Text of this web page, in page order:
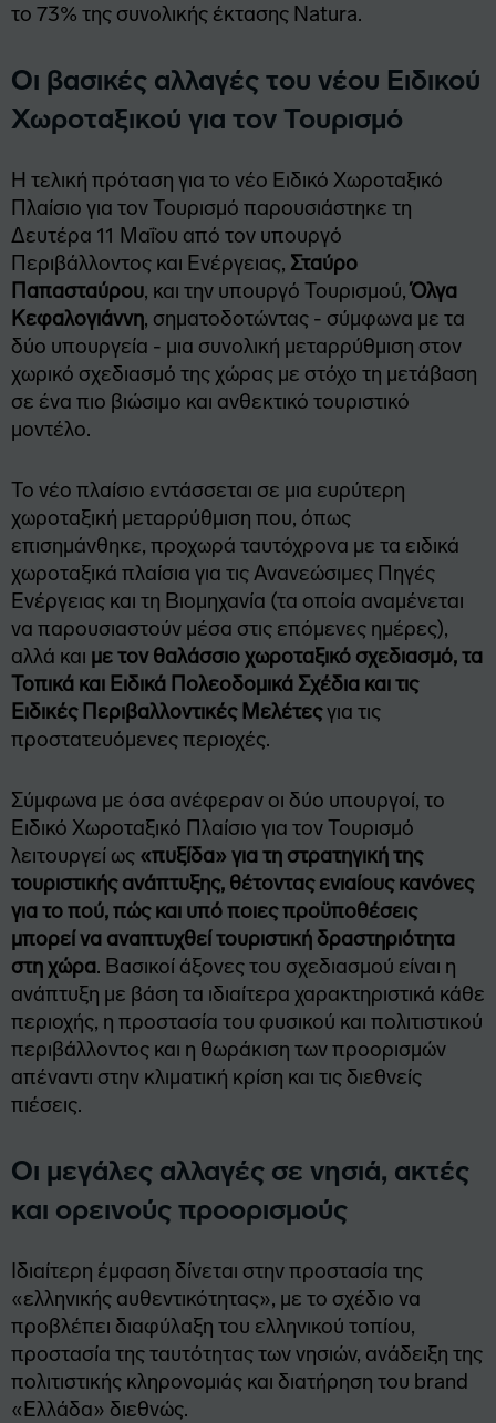
το 73% της συνολικής έκτασης Natura.
Οι βασικές αλλαγές του νέου Ειδικού
Χωροταξικού για τον Τουρισμό
Η τελική πρόταση για το νέο Ειδικό Χωροταξικό
Πλαίσιο για τον Τουρισμό παρουσιάστηκε τη
Δευτέρα 11 Μαΐου από τον υπουργό
Περιβάλλοντος και Ενέργειας, Σταύρο
Παπασταύρου, και την υπουργό Τουρισμού,Όλγα
Κεφαλογιάννη, σηματοδοτώντας - σύμφωνα με τα
δύο υπουργεία - μια συνολική μεταρρύθμιση στον
χωρικό σχεδιασμό της χώρας με στόχο τη μετάβαση
σε ένα πιο βιώσιμο και ανθεκτικό τουριστικό
μοντέλο.
Το νέο πλαίσιο εντάσσεται σε μια ευρύτερη
χωροταξική μεταρρύθμιση που, όπως
επισημάνθηκε, προχωρά ταυτόχρονα με τα ειδικά
χωροταξικά πλαίσια για τις Ανανεώσιμες Πηγές
Ενέργειας και τη Βιομηχανία (τα οποία αναμένεται
να παρουσιαστούν μέσα στις επόμενες ημέρες),
αλλά και με τον θαλάσσιο χωροταξικό σχεδιασμό, τα
Τοπικά και Ειδικά Πολεοδομικά Σχέδια και τις
Ειδικές Περιβαλλοντικές Μελέτεςγια τις
προστατευόμενες περιοχές.
Σύμφωνα με όσα ανέφεραν οι δύο υπουργοί, το
Ειδικό Χωροταξικό Πλαίσιο για τον Τουρισμό
λειτουργεί ως «πυξίδα» για τη στρατηγική της
τουριστικής ανάπτυξης, θέτοντας ενιαίους κανόνες
για το πού, πώς και υπό ποιες προϋποθέσεις
μπορεί να αναπτυχθεί τουριστική δραστηριότητα
στη χώρα. Βασικοί άξονες του σχεδιασμού είναι η
ανάπτυξη με βάση τα ιδιαίτερα χαρακτηριστικά κάθε
περιοχής, η προστασία του φυσικού και πολιτιστικού
περιβάλλοντος και η θωράκιση των προορισμών
απέναντι στην κλιματική κρίση και τις διεθνείς
πιέσεις.
Οι μεγάλες αλλαγές σε νησιά, ακτές
και ορεινούς προορισμούς
Ιδιαίτερη έμφαση δίνεται στην προστασία της
«ελληνικής αυθεντικότητας», με το σχέδιο να
προβλέπει διαφύλαξη του ελληνικού τοπίου,
προστασία της ταυτότητας των νησιών, ανάδειξη της
πολιτιστικής κληρονομιάς και διατήρηση του brand
«Ελλάδα» διεθνώς.